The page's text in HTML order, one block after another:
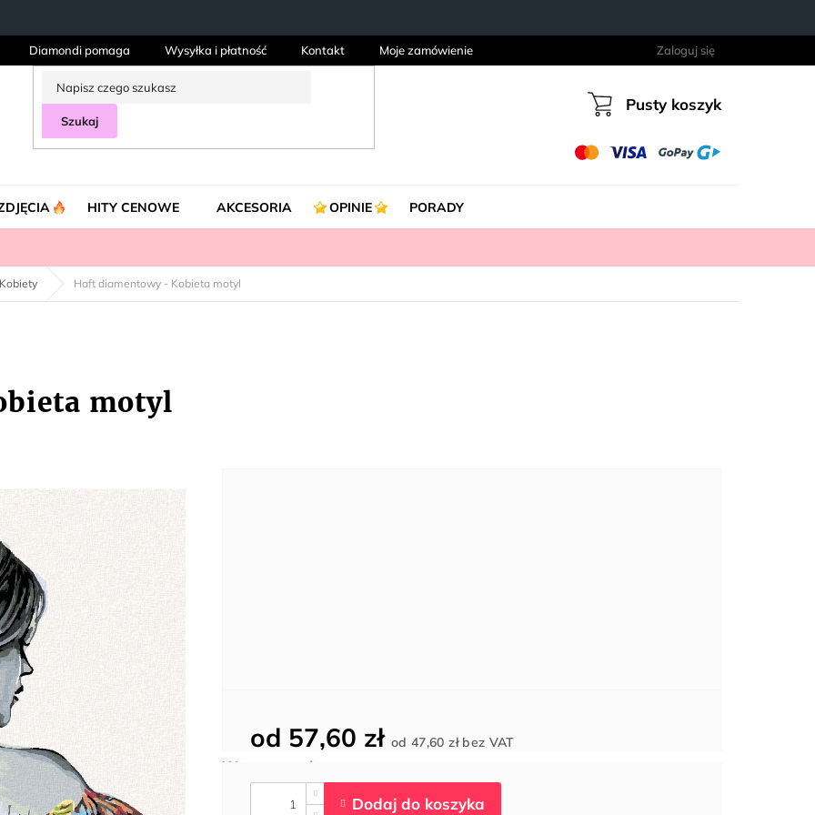
Diamondi pomaga Wysyłka i płatność Kontakt Moje zamówienie Zaloguj się
Szukaj Koszyk
Pusty koszyk
HITY CENOWE AKCESORIA OPINIE PORADY
Kobiety Haft diamentowy - Kobieta motyl
motyl
od 57,60 zł od47,60 złbez VAT